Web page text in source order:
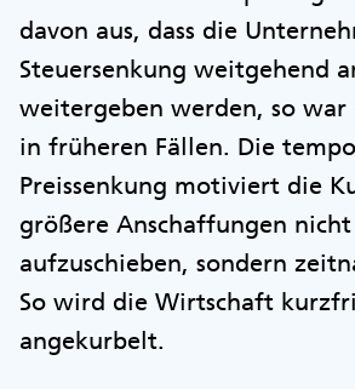
davon aus, dass die
Steuersenkung weitgehend
weitergeben werden, so war
in früheren Fällen. Die
Preissenkung motiviert die
größere Anschaffungen nicht
aufzuschieben, sondern
So wird die Wirtschaft
angekurbelt.